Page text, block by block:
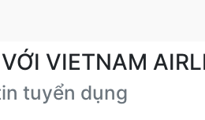
VIETNAM
tuyển dụng